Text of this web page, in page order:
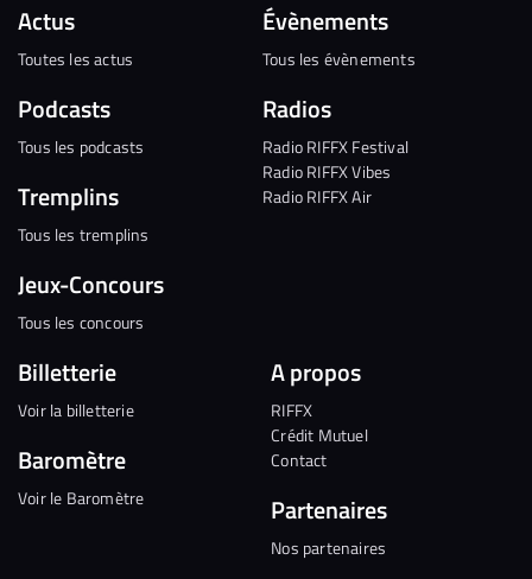
Actus
Toutes les actus
Podcasts
Tous les podcasts
Tremplins
Tous les tremplins
Jeux-Concours
Tous les concours
Évènements
Tous les évènements
Radios
Radio RIFFX Festival
Radio RIFFX Vibes
Radio RIFFX Air
Billetterie
Voir la billetterie
Baromètre
Voir le Baromètre
A propos
RIFFX
Crédit Mutuel
Contact
Partenaires
Nos partenaires